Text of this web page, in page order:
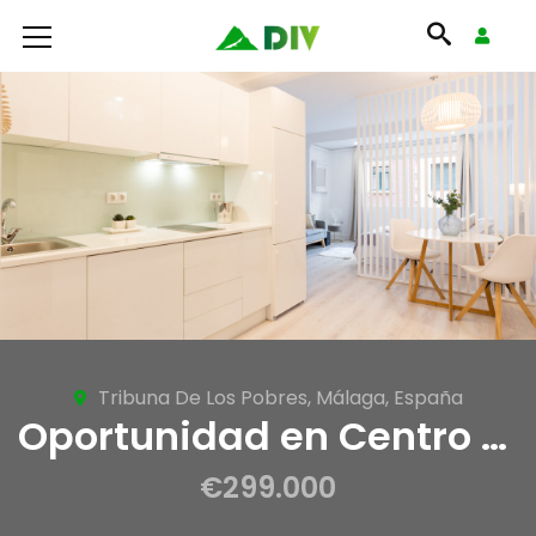
Tribuna De Los Pobres, Málaga, España
Oportunidad en Centro de Málaga
€299.000